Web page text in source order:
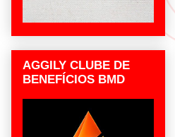
AGGILY CLUBE DE
BENEFÍCIOS BMD